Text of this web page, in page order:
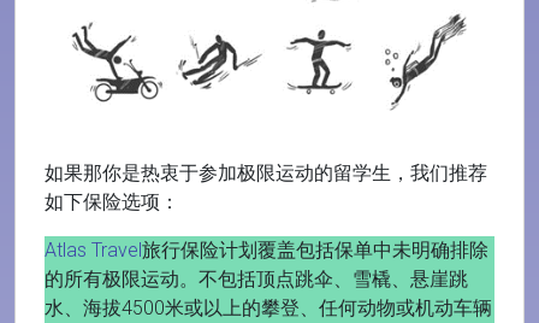
如果那你是热衷于参加极限运动的留学生，我们推荐
如下保险选项：
Atlas Travel旅行保险计划覆盖包括保单中未明确排除
的所有极限运动。不包括顶点跳伞、雪橇、悬崖跳
水、海拔4500米或以上的攀登、任何动物或机动车辆